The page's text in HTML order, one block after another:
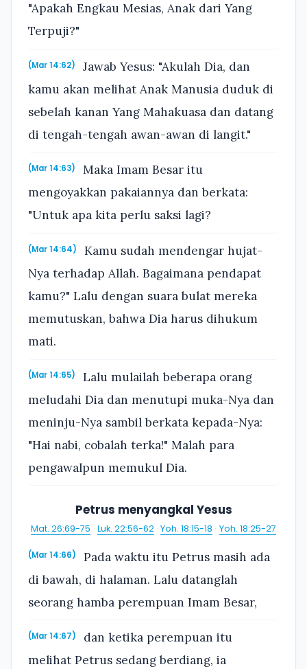
"Apakah Engkau Mesias, Anak dari Yang
Terpuji?"
(Mar 14:62)
Jawab Yesus: "Akulah Dia, dan
kamu akan melihat Anak Manusia duduk di
sebelah kanan Yang Mahakuasa dan datang
di tengah-tengah awan-awan di langit."
(Mar 14:63)
Maka Imam Besar itu
mengoyakkan pakaiannya dan berkata:
"Untuk apa kita perlu saksi lagi?
(Mar 14:64)
Kamu sudah mendengar hujat-
Nya terhadap Allah. Bagaimana pendapat
kamu?" Lalu dengan suara bulat mereka
memutuskan, bahwa Dia harus dihukum
mati.
(Mar 14:65)
Lalu mulailah beberapa orang
meludahi Dia dan menutupi muka-Nya dan
meninju-Nya sambil berkata kepada-Nya:
"Hai nabi, cobalah terka!" Malah para
pengawalpun memukul Dia.
Petrus menyangkal Yesus
Mat. 26:69-75 · Luk. 22:56-62 · Yoh. 18:15-18 · Yoh. 18:25-27
(Mar 14:66)
Pada waktu itu Petrus masih ada
di bawah, di halaman. Lalu datanglah
seorang hamba perempuan Imam Besar,
(Mar 14:67)
dan ketika perempuan itu
melihat Petrus sedang berdiang, ia